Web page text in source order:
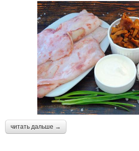
читать дальше →